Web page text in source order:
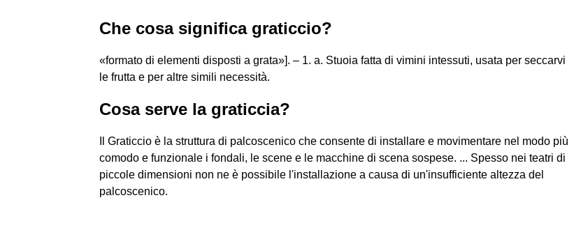
Che cosa significa graticcio?
«formato di elementi disposti a grata»]. – 1. a. Stuoia fatta di vimini intessuti, usata per seccarvi
le frutta e per altre simili necessità.
Cosa serve la graticcia?
Il Graticcio è la struttura di palcoscenico che consente di installare e movimentare nel modo più
comodo e funzionale i fondali, le scene e le macchine di scena sospese. ... Spesso nei teatri di
piccole dimensioni non ne è possibile l'installazione a causa di un'insufficiente altezza del
palcoscenico.